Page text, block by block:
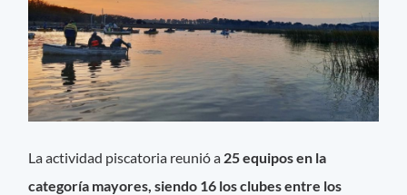
La actividad piscatoria reunió a 25 equipos en la
categoría mayores, siendo 16 los clubes entre los